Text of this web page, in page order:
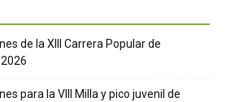
de la XIII Carrera Popular de
para la VIII Milla y pico juvenil de